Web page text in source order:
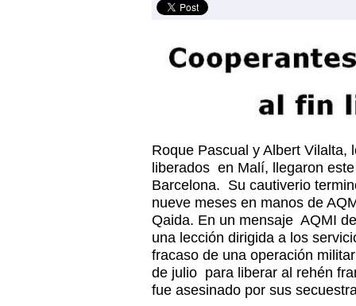
Roque Pascual y Albert Vilalta,
liberados en Malí, llegaron
Barcelona. Su cautiverio
nueve meses en manos de
Qaida. En un mensaje AQMI
una lección dirigida a los
fracaso de una operación
de julio para liberar al rehén
fue asesinado por sus